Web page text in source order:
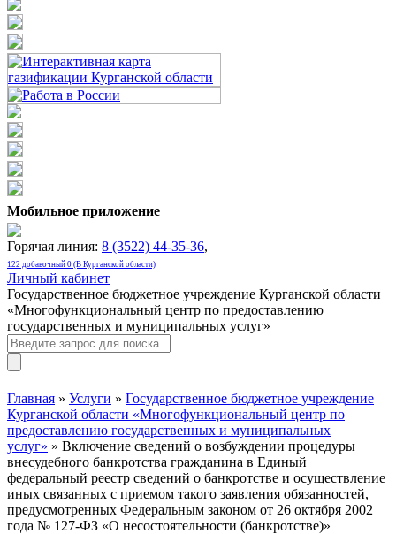
Мобильное приложение
Горячая линия: 8 (3522) 44-35-36,
122 добавочный 0 (В Курганской области)
Личный кабинет
Государственное бюджетное учреждение Курганской области
«Многофункциональный центр по предоставлению
государственных и муниципальных услуг»
Главная » Услуги » Государственное бюджетное учреждение
Курганской области «Многофункциональный центр по
предоставлению государственных и муниципальных
услуг» » Включение сведений о возбуждении процедуры
внесудебного банкротства гражданина в Единый
федеральный реестр сведений о банкротстве и осуществление
иных связанных с приемом такого заявления обязанностей,
предусмотренных Федеральным законом от 26 октября 2002
года № 127-ФЗ «О несостоятельности (банкротстве)»